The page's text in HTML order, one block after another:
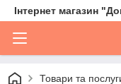
Інтернет магазин
Товари та